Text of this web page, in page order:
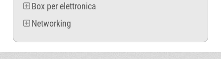
Box per elettronica
Networking